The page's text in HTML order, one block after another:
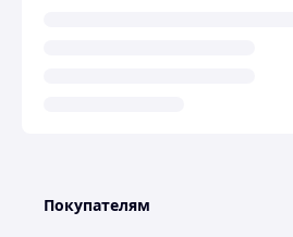
Покупателям